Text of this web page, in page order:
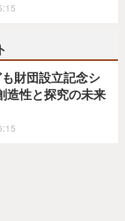
財団設立記念シ
造性と探究の未来